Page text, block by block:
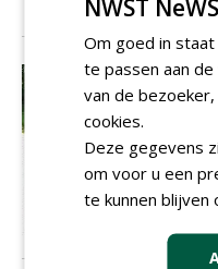
01-12-
In een
historie
01-12-
NWST
Om goed in
te passen aan
van de
cookies.
Deze gegevens
om voor u een
te kunnen blijven